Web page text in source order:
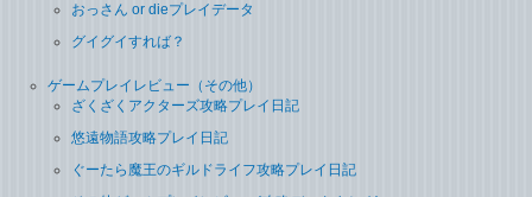
おっさん or dieプレイデータ
グイグイすれば？
ゲームプレイレビュー（その他）
ざくざくアクターズ攻略プレイ日記
悠遠物語攻略プレイ日記
ぐーたら魔王のギルドライフ攻略プレイ日記